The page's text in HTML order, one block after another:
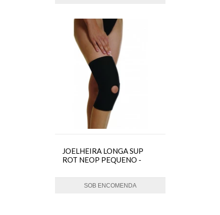
JOELHEIRA LONGA SUP
ROT NEOP PEQUENO -
SOB ENCOMENDA